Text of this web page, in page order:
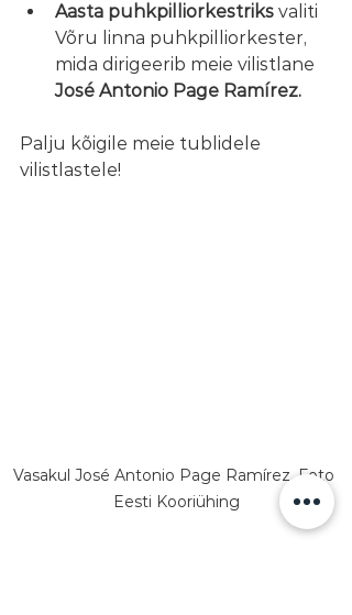
Aasta puhkpilliorkestriks valiti
Võru linna puhkpilliorkester,
mida dirigeerib meie vilistlane
José Antonio Page Ramírez.
Palju kõigile meie tublidele
vilistlastele!
Vasakul José Antonio Page Ramírez. Foto
Eesti Kooriühing